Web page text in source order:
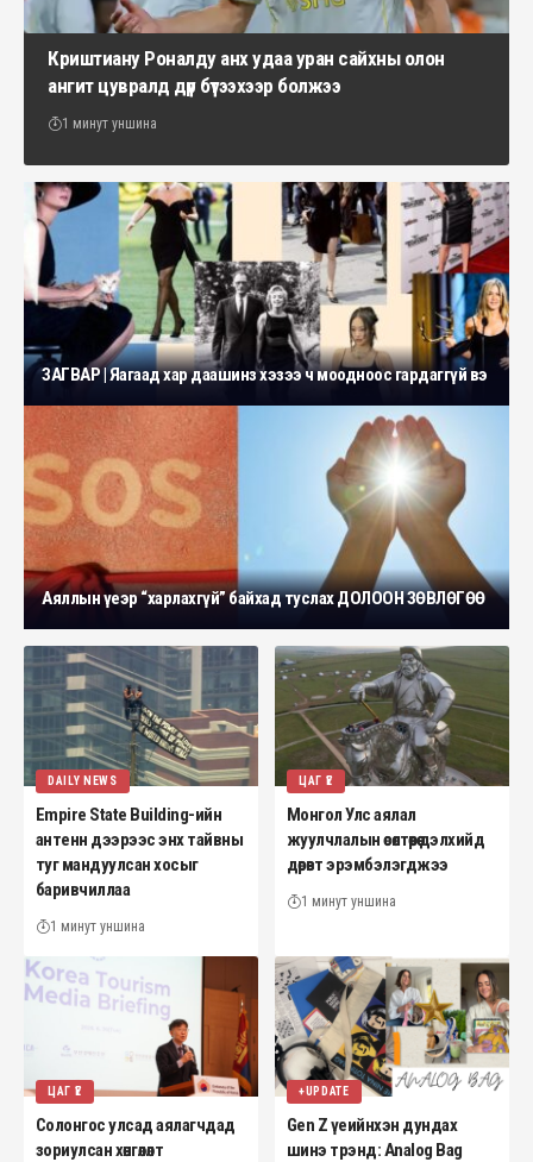
Криштиану Роналду анх удаа уран сайхны олон
ангит цувралд дүр бүтээхээр болжээ
1 минут уншина
ЗАГВАР | Яагаад хар даашинз хэзээ ч моодноос гардаггүй вэ
Аяллын үеэр “харлахгүй” байхад туслах ДОЛООН ЗӨВЛӨГӨӨ
DAILY NEWS
Empire State Building-ийн
антенн дээрээс энх тайвны
туг мандуулсан хосыг
баривчиллаа
1 минут уншина
ЦАГ ҮЕ
Монгол Улс аялал
жуулчлалын өсөлтөөрөө дэлхийд
дөрөвт эрэмбэлэгджээ
1 минут уншина
ЦАГ ҮЕ
Солонгос улсад аялагчдад
зориулсан хөнгөлөлт
+UPDATE
Gen Z үеийнхэн дундах
шинэ трэнд: Analog Bag